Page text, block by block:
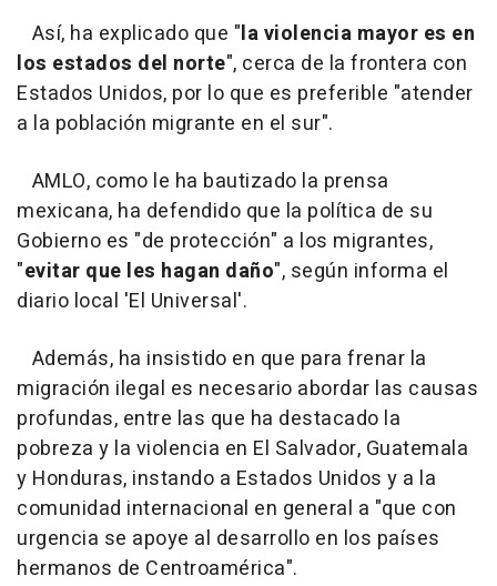
Así, ha explicado que "la violencia mayor es en
los estados del norte", cerca de la frontera con
Estados Unidos, por lo que es preferible "atender
a la población migrante en el sur".
AMLO, como le ha bautizado la prensa
mexicana, ha defendido que la política de su
Gobierno es "de protección" a los migrantes,
"evitar que les hagan daño", según informa el
diario local 'El Universal'.
Además, ha insistido en que para frenar la
migración ilegal es necesario abordar las causas
profundas, entre las que ha destacado la
pobreza y la violencia en El Salvador, Guatemala
y Honduras, instando a Estados Unidos y a la
comunidad internacional en general a "que con
urgencia se apoye al desarrollo en los países
hermanos de Centroamérica".